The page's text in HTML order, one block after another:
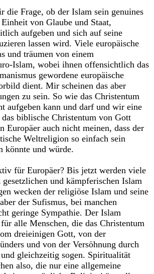
die Frage, ob der Islam sein genuines
von Glaube und Staat,
aufgeben und sich auf seine
lassen wird. Viele europäische
und träumen von einem
Islam, wobei ihnen offensichtlich das
gewordene europäische
dient. Mir scheinen das aber
zu sein. So wie das Christentum
aufgeben kann und darf und wir eine
biblische Christentum von Gott
Europäer auch nicht meinen, dass der
Weltreligion so einfach sein
könnte und würde.
für Europäer? Bis jetzt werden viele
und kämpferischen Islam
wecken der religiöse Islam und seine
der Sufismus, bei manchen
geringe Sympathie. Der Islam
alle Menschen, die das Christentum
dreieinigen Gott, von der
und von der Versöhnung durch
gleichzeitig sogen. Spiritualität
also, die nur eine allgemeine